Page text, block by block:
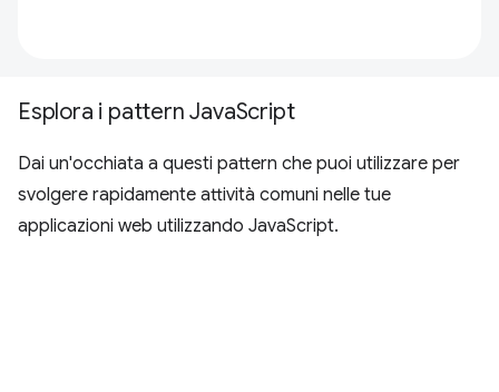
Esplora i pattern JavaScript
Dai un'occhiata a questi pattern che puoi utilizzare per
svolgere rapidamente attività comuni nelle tue
applicazioni web utilizzando JavaScript.